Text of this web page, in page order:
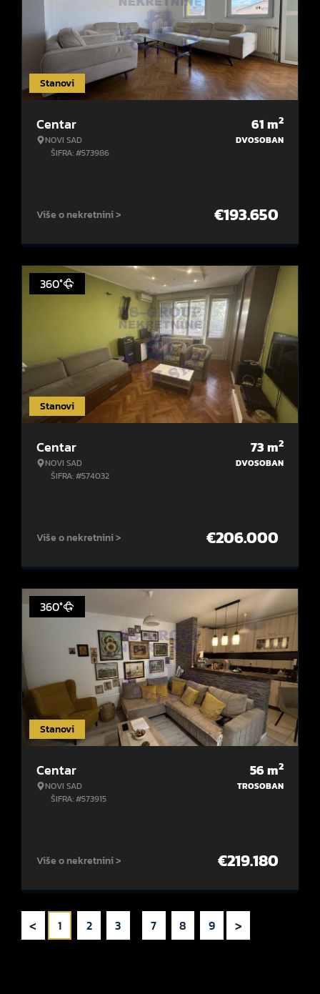
Stanovi
Centar
NOVI SAD
ŠIFRA: #573986
61m2
DVOSOBAN
Više o nekretnini > €193.650
Stanovi
360°
Centar
NOVI SAD
ŠIFRA: #574032
73m2
DVOSOBAN
Više o nekretnini > €206.000
Stanovi
360°
Centar
NOVI SAD
ŠIFRA: #573915
56m2
TROSOBAN
Više o nekretnini > €219.180
< 1 2 3 7 8 9 >